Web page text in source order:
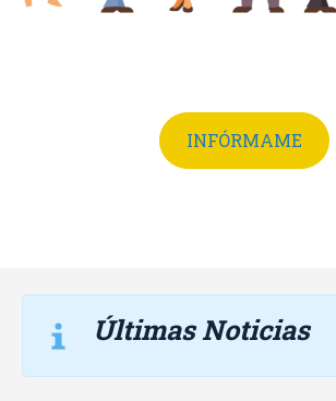
INFÓRMAME
Últimas Noticias